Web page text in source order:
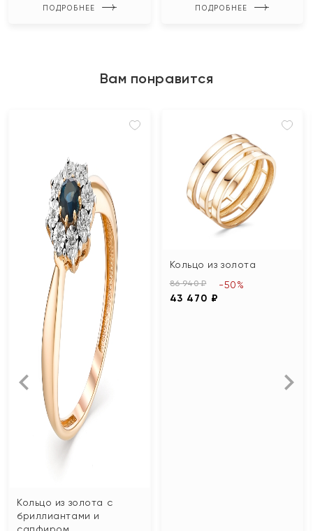
ПОДРОБНЕЕ ПОДРОБНЕЕ
Вам понравится
Кольцо из золота с
бриллиантами и
Кольцо из золота
86 940 ₽
43 470 ₽
-50%